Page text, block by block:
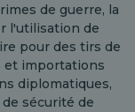
de guerre, la
l'utilisation de
pour des tirs de
et importations
diplomatiques,
sécurité de